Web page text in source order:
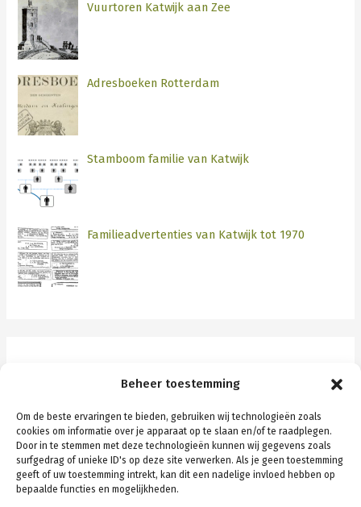
Beheer toestemming
Om de beste ervaringen te bieden, gebruiken wij technologieën zoals
cookies om informatie over je apparaat op te slaan en/of te raadplegen.
Door in te stemmen met deze technologieën kunnen wij gegevens zoals
surfgedrag of unieke ID's op deze site verwerken. Als je geen toestemming
geeft of uw toestemming intrekt, kan dit een nadelige invloed hebben op
bepaalde functies en mogelijkheden.
Vuurtoren Katwijk aan Zee
Adresboeken Rotterdam
Stamboom familie van Katwijk
Familieadvertenties van Katwijk tot 1970
Katwijk
Rotterdam
Schiedam
Stamboom algemeen